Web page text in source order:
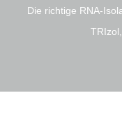
Die richtige RNA-